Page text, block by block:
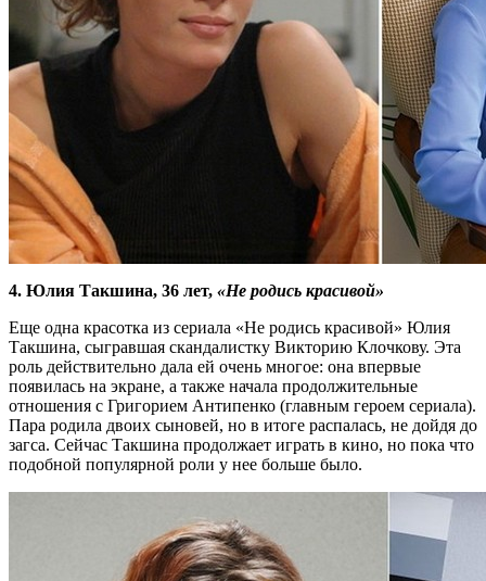
4. Юлия Такшина, 36 лет, «Не родись красивой»
Еще одна красотка из сериала «Не родись красивой» Юлия
Такшина, сыгравшая скандалистку Викторию Клочкову. Эта
роль действительно дала ей очень многое: она впервые
появилась на экране, а также начала продолжительные
отношения с Григорием Антипенко (главным героем сериала).
Пара родила двоих сыновей, но в итоге распалась, не дойдя до
загса. Сейчас Такшина продолжает играть в кино, но пока что
подобной популярной роли у нее больше было.